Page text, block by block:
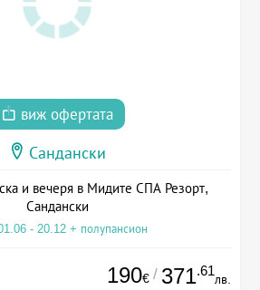
виж офертата
Сандански
и вечеря в Мидите СПА Резорт,
Сандански
- 20.12 + полупансион
190€ / 371.61
лв.